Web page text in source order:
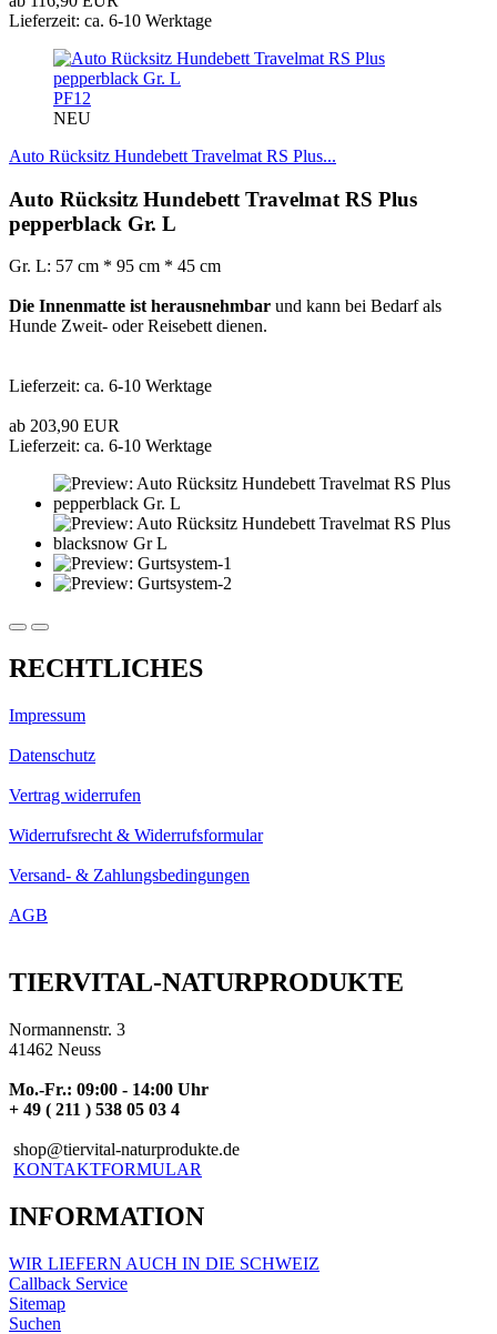
Lieferzeit: ca. 6-10 Werktage
PF12
NEU
Auto Rücksitz Hundebett Travelmat RS Plus...
Auto Rücksitz Hundebett Travelmat RS Plus
pepperblack Gr. L
Gr. L: 57 cm * 95 cm * 45 cm
Die Innenmatte ist herausnehmbar und kann bei Bedarf als
Hunde Zweit- oder Reisebett dienen.
Lieferzeit: ca. 6-10 Werktage
ab 203,90 EUR
Lieferzeit: ca. 6-10 Werktage
RECHTLICHES
Impressum
Datenschutz
Vertrag widerrufen
Widerrufsrecht & Widerrufsformular
Versand- & Zahlungsbedingungen
AGB
TIERVITAL-NATURPRODUKTE
Normannenstr. 3
41462 Neuss
Mo.-Fr.: 09:00 - 14:00 Uhr
+ 49 ( 211 ) 538 05 03 4
shop@tiervital-naturprodukte.de
KONTAKTFORMULAR
INFORMATION
WIR LIEFERN AUCH IN DIE SCHWEIZ
Callback Service
Sitemap
Suchen